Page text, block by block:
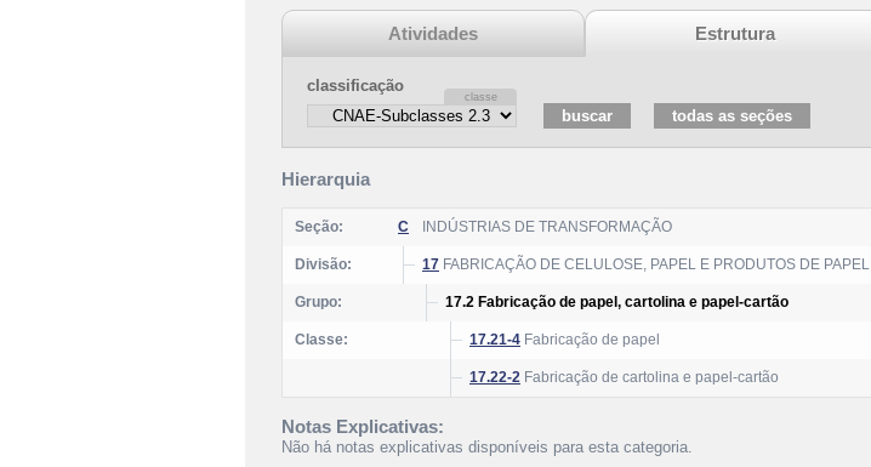
Atividades Estrutura
classificação
Hierarquia
Seção: C INDÚSTRIAS DE TRANSFORMAÇÃO
Divisão: 17 FABRICAÇÃO DE CELULOSE, PAPEL E PRODUTOS DE PAPEL
Grupo: 17.2 Fabricação de papel, cartolina e papel-cartão
Classe: 17.21-4 Fabricação de papel
17.22-2 Fabricação de cartolina e papel-cartão
Notas Explicativas:
Não há notas explicativas disponíveis para esta categoria.